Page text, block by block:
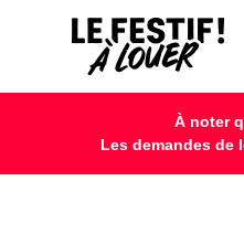
À noter
Les demandes de